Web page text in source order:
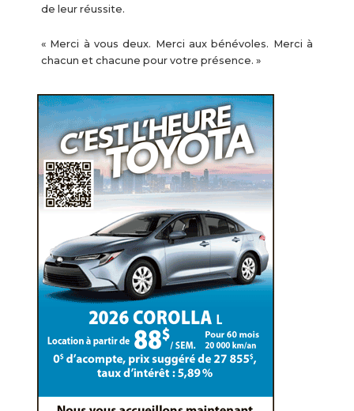
de leur réussite.
« Merci à vous deux. Merci aux bénévoles. Merci à
chacun et chacune pour votre présence. »